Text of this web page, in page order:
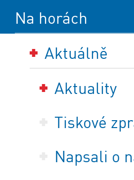
Na horách
Aktuálně
Aktuality
Tiskové
Napsali o